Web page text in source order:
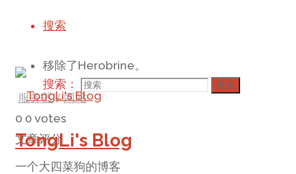
搜索
搜索： 搜索
TongLi's Blog
一个大四菜狗的博客
移除了部分老旧代码。
移除了Herobrine。
服务器/网站
0 0 votes
文章评分